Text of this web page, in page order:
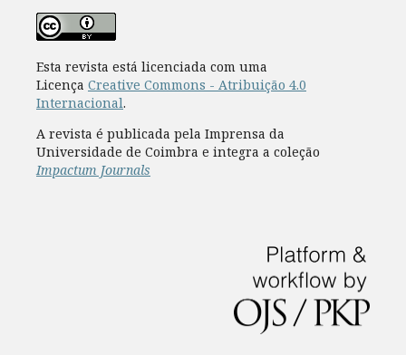
Esta revista está licenciada com uma
Licença Creative Commons - Atribuição 4.0
Internacional.
A revista é publicada pela Imprensa da
Universidade de Coimbra e integra a coleção
Impactum Journals